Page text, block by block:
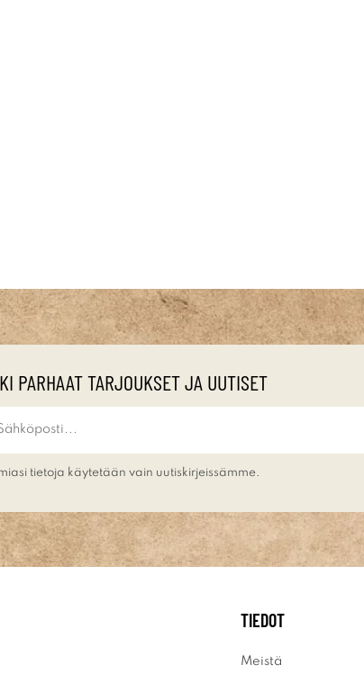
PARHAAT TARJOUKSET JA UUTISET
tietoja käytetään vain uutiskirjeissämme.
TIEDOT
Meistä